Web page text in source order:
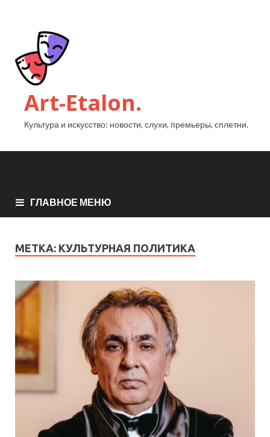
Art-Etalon.
Культура и искусство: новости, слухи, премьеры, сплетни.
ГЛАВНОЕ МЕНЮ
МЕТКА: КУЛЬТУРНАЯ ПОЛИТИКА